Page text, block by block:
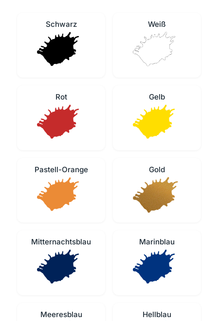
Schwarz Weiß
Rot Gelb
Pastell-Orange Gold
Mitternachtsblau Marinblau
Meeresblau Hellblau